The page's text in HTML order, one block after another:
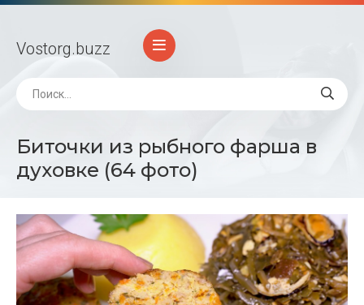
Vostorg.buzz
Биточки из рыбного фарша в
духовке (64 фото)